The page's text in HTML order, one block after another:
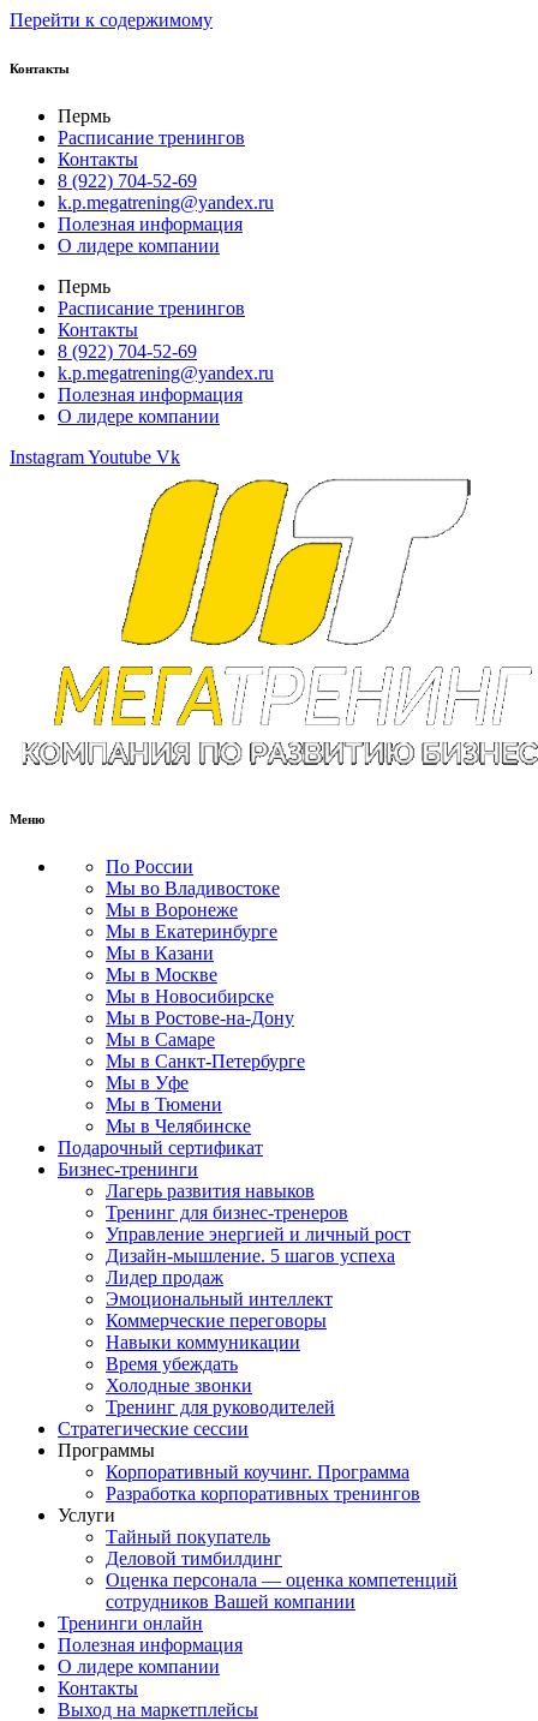
Перейти к содержимому
Контакты
Пермь
Расписание тренингов
Контакты
8 (922) 704-52-69
k.p.megatrening@yandex.ru
Полезная информация
О лидере компании
Пермь
Расписание тренингов
Контакты
8 (922) 704-52-69
k.p.megatrening@yandex.ru
Полезная информация
О лидере компании
InstagramYoutube Vk
Меню
По России
Мы во Владивостоке
Мы в Воронеже
Мы в Екатеринбурге
Мы в Казани
Мы в Москве
Мы в Новосибирске
Мы в Ростове-на-Дону
Мы в Самаре
Мы в Санкт-Петербурге
Мы в Уфе
Мы в Тюмени
Мы в Челябинске
Подарочный сертификат
Бизнес-тренинги
Лагерь развития навыков
Тренинг для бизнес-тренеров
Управление энергией и личный рост
Дизайн-мышление. 5 шагов успеха
Лидер продаж
Эмоциональный интеллект
Коммерческие переговоры
Навыки коммуникации
Время убеждать
Холодные звонки
Тренинг для руководителей
Стратегические сессии
Программы
Корпоративный коучинг. Программа
Разработка корпоративных тренингов
Услуги
Тайный покупатель
Деловой тимбилдинг
Оценка персонала — оценка компетенций
сотрудников Вашей компании
Тренинги онлайн
Полезная информация
О лидере компании
Контакты
Выход на маркетплейсы